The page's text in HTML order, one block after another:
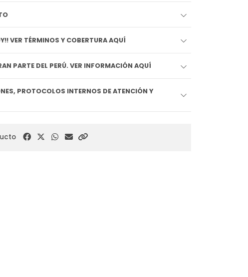
¡¡TU PEDIDO LLEGA HOY!! VER TÉRMINOS Y COBERTURA AQUÍ
PARTE DEL PERÚ. VER INFORMACIÓN AQUÍ
PROTOCOLOS INTERNOS DE ATENCIÓN Y